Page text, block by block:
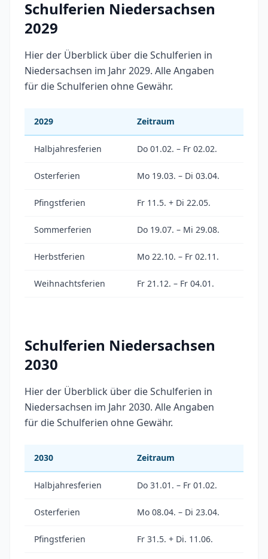
Schulferien Niedersachsen
2029
Hier der Überblick über die Schulferien in
Niedersachsen im Jahr 2029. Alle Angaben
für die Schulferien ohne Gewähr.
2029 Zeitraum
Halbjahresferien Do 01.02. – Fr 02.02.
Osterferien Mo 19.03. – Di 03.04.
Pfingstferien Fr 11.5. + Di 22.05.
Sommerferien Do 19.07. – Mi 29.08.
Herbstferien Mo 22.10. – Fr 02.11.
Weihnachtsferien Fr 21.12. – Fr 04.01.
Schulferien Niedersachsen
2030
Hier der Überblick über die Schulferien in
Niedersachsen im Jahr 2030. Alle Angaben
für die Schulferien ohne Gewähr.
2030 Zeitraum
Halbjahresferien Do 31.01. – Fr 01.02.
Osterferien Mo 08.04. – Di 23.04.
Pfingstferien Fr 31.5. + Di. 11.06.